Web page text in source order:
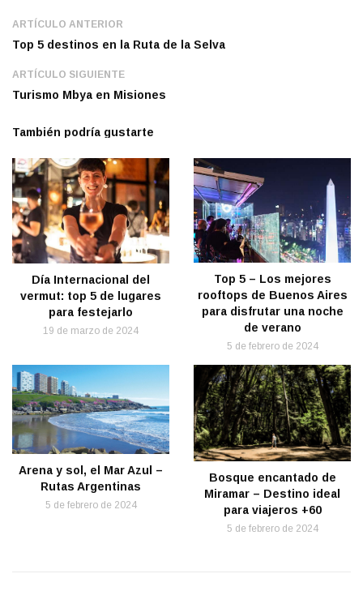
ARTÍCULO ANTERIOR
Top 5 destinos en la Ruta de la Selva
ARTÍCULO SIGUIENTE
Turismo Mbya en Misiones
También podría gustarte
Día Internacional del
vermut: top 5 de lugares
para festejarlo
19 de marzo de 2024
Top 5 – Los mejores
rooftops de Buenos Aires
para disfrutar una noche
de verano
5 de febrero de 2024
Arena y sol, el Mar Azul –
Rutas Argentinas
5 de febrero de 2024
Bosque encantado de
Miramar – Destino ideal
para viajeros +60
5 de febrero de 2024